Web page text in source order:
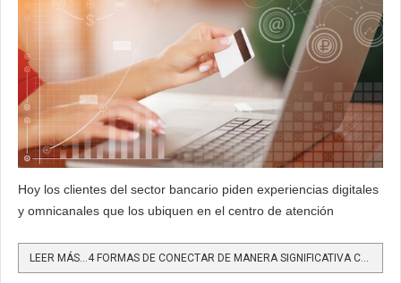
Hoy los clientes del sector bancario piden experiencias digitales
y omnicanales que los ubiquen en el centro de atención
LEER MÁS…4 FORMAS DE CONECTAR DE MANERA SIGNIFICATIVA CON LOS CLIENTES FINANCIEROS